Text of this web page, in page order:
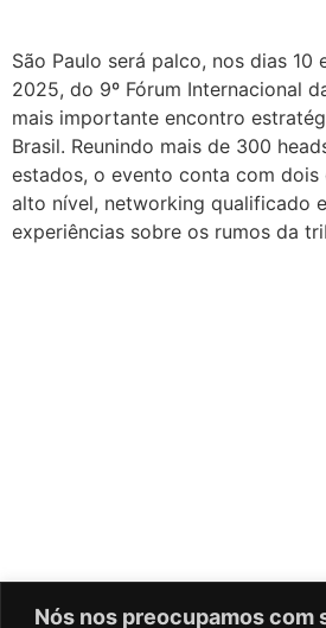
Nós nos preocupamos com
São Paulo será palco, nos dias 10
2025, do 9º Fórum Internacional
mais importante encontro
Brasil. Reunindo mais de 300
estados, o evento conta com dois
alto nível, networking qualificado
experiências sobre os rumos da